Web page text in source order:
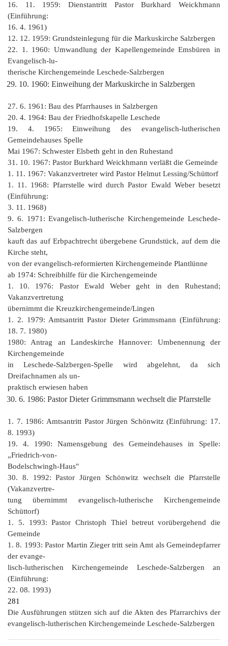
16. 11. 1959: Dienstantritt Pastor Burkhard Weickhmann
(Einführung:
16. 4. 1961)
12. 12. 1959: Grundsteinlegung für die Markuskirche Salzbergen
22. 1. 1960: Umwandlung der Kapellengemeinde Emsbüren in
Evangelisch-lu‑
therische Kirchengemeinde Leschede-Salzbergen
10. 1960: Einweihung der Markuskirche in Salzbergen
27. 6. 1961: Bau des Pfarrhauses in Salzbergen
20. 4. 1964: Bau der Friedhofskapelle Leschede
19. 4. 1965: Einweihung des evangelisch-lutherischen
Gemeindehauses Spelle
Mai 1967: Schwester Elsbeth geht in den Ruhestand
31. 10. 1967: Pastor Burkhard Weickhmann verläßt die Gemeinde
1. 11. 1967: Vakanzvertreter wird Pastor Helmut Lessing/Schüttorf
1. 11. 1968: Pfarrstelle wird durch Pastor Ewald Weber besetzt
(Einführung:
3. 11. 1968)
9. 6. 1971: Evangelisch-lutherische Kirchengemeinde Leschede-
Salzbergen
kauft das auf Erbpachtrecht übergebene Grundstück, auf dem die
Kirche steht,
von der evangelisch-reformierten Kirchengemeinde Plantlünne
ab 1974: Schreibhilfe für die Kirchengemeinde
1. 10. 1976: Pastor Ewald Weber geht in den Ruhestand;
Vakanzvertretung
übernimmt die Kreuzkirchengemeinde/Lingen
1. 2. 1979: Amtsantritt Pastor Dieter Grimmsmann (Einführung:
18. 7. 1980)
1980: Antrag an Landeskirche Hannover: Umbenennung der
Kirchengemeinde
in Leschede-Salzbergen-Spelle wird abgelehnt, da sich
Dreifachnamen als un‑
praktisch erwiesen haben
6. 1986: Pastor Dieter Grimmsmann wechselt die Pfarrstelle
1. 7. 1986: Amtsantritt Pastor Jürgen Schönwitz (Einführung: 17.
8. 1993)
19. 4. 1990: Namensgebung des Gemeindehauses in Spelle:
„Friedrich-von‑
Bodelschwingh-Haus"
30. 8. 1992: Pastor Jürgen Schönwitz wechselt die Pfarrstelle
(Vakanzvertre‑
tung übernimmt evangelisch-lutherische Kirchengemeinde
Schüttorf)
1. 5. 1993: Pastor Christoph Thiel betreut vorübergehend die
Gemeinde
1. 8. 1993: Pastor Martin Zieger tritt sein Amt als Gemeindepfarrer
der evange‑
lisch-lutherischen Kirchengemeinde Leschede-Salzbergen an
(Einführung:
22. 08. 1993)
281
Die Ausführungen stützen sich auf die Akten des Pfarrarchivs der
evangelisch-lutherischen Kirchengemeinde Leschede-Salzbergen